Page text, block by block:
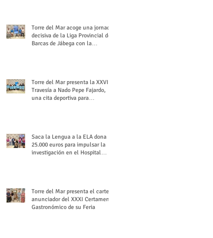
Torre del Mar acoge una jornada
decisiva de la Liga Provincial de
Barcas de Jábega con la
Torre del Mar presenta la XXVI
Travesía a Nado Pepe Fajardo,
una cita deportiva para
Saca la Lengua a la ELA dona
25.000 euros para impulsar la
investigación en el Hospital
Torre del Mar presenta el cartel
anunciador del XXXI Certamen
Gastronómico de su Feria